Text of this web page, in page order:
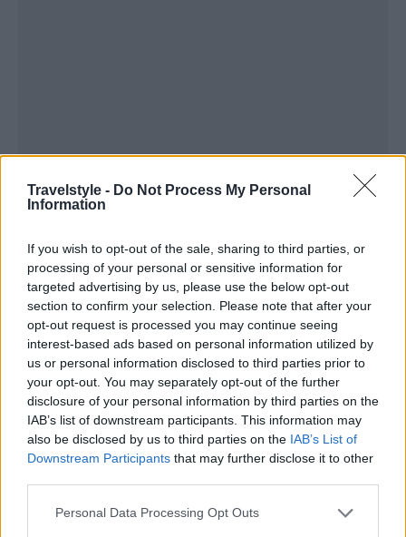
Travelstyle - Do Not Process My Personal
Information
If you wish to opt-out of the sale, sharing to third parties, or
processing of your personal or sensitive information for
targeted advertising by us, please use the below opt-out
section to confirm your selection. Please note that after your
opt-out request is processed you may continue seeing
interest-based ads based on personal information utilized by
us or personal information disclosed to third parties prior to
your opt-out. You may separately opt-out of the further
disclosure of your personal information by third parties on the
IAB’s list of downstream participants. This information may
also be disclosed by us to third parties on the IAB’s List of
Downstream Participants that may further disclose it to other
Please note that this website/app uses one or more Google
Personal Data Processing Opt Outs
Το αρχικό point to point δίκτυο της Cycladic συνδέει
απευθείας Σαντορίνη, Πάρο, Μύκονο, Σύρο, Κρήτη
(Χανιά και Ηράκλειο) και Ρόδο με πτήσεις διάρκειας
από 20’ έως 1 ώρα και 20’ (αναλόγως
προορισμού), ενώ από το καλοκαίρι στους
προορισμούς θα προστεθεί και η Μήλος. Οι
πτήσεις θα πραγματοποιούνται και τους
χειμερινούς μήνες. Ο Operator του Cycladic Project
είναι η Ifly S.A., η μεγαλύτερη Ελληνική εταιρεία
διαχείρισης ιδιωτικών αεροσκαφών και